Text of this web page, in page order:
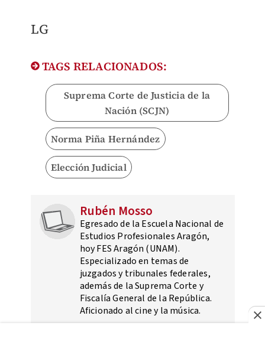
LG
TAGS RELACIONADOS:
Suprema Corte de Justicia de la
Nación (SCJN)
Norma Piña Hernández
Elección Judicial
Rubén Mosso
Egresado de la Escuela Nacional de
Estudios Profesionales Aragón,
hoy FES Aragón (UNAM).
Especializado en temas de
juzgados y tribunales federales,
además de la Suprema Corte y
Fiscalía General de la República.
Aficionado al cine y la música.